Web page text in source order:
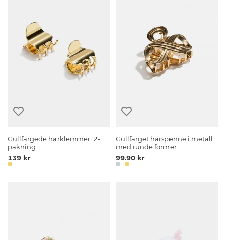
Gullfargede hårklemmer, 2-
pakning
139 kr
Gullfarget hårspenne i metall
med runde former
99.90 kr